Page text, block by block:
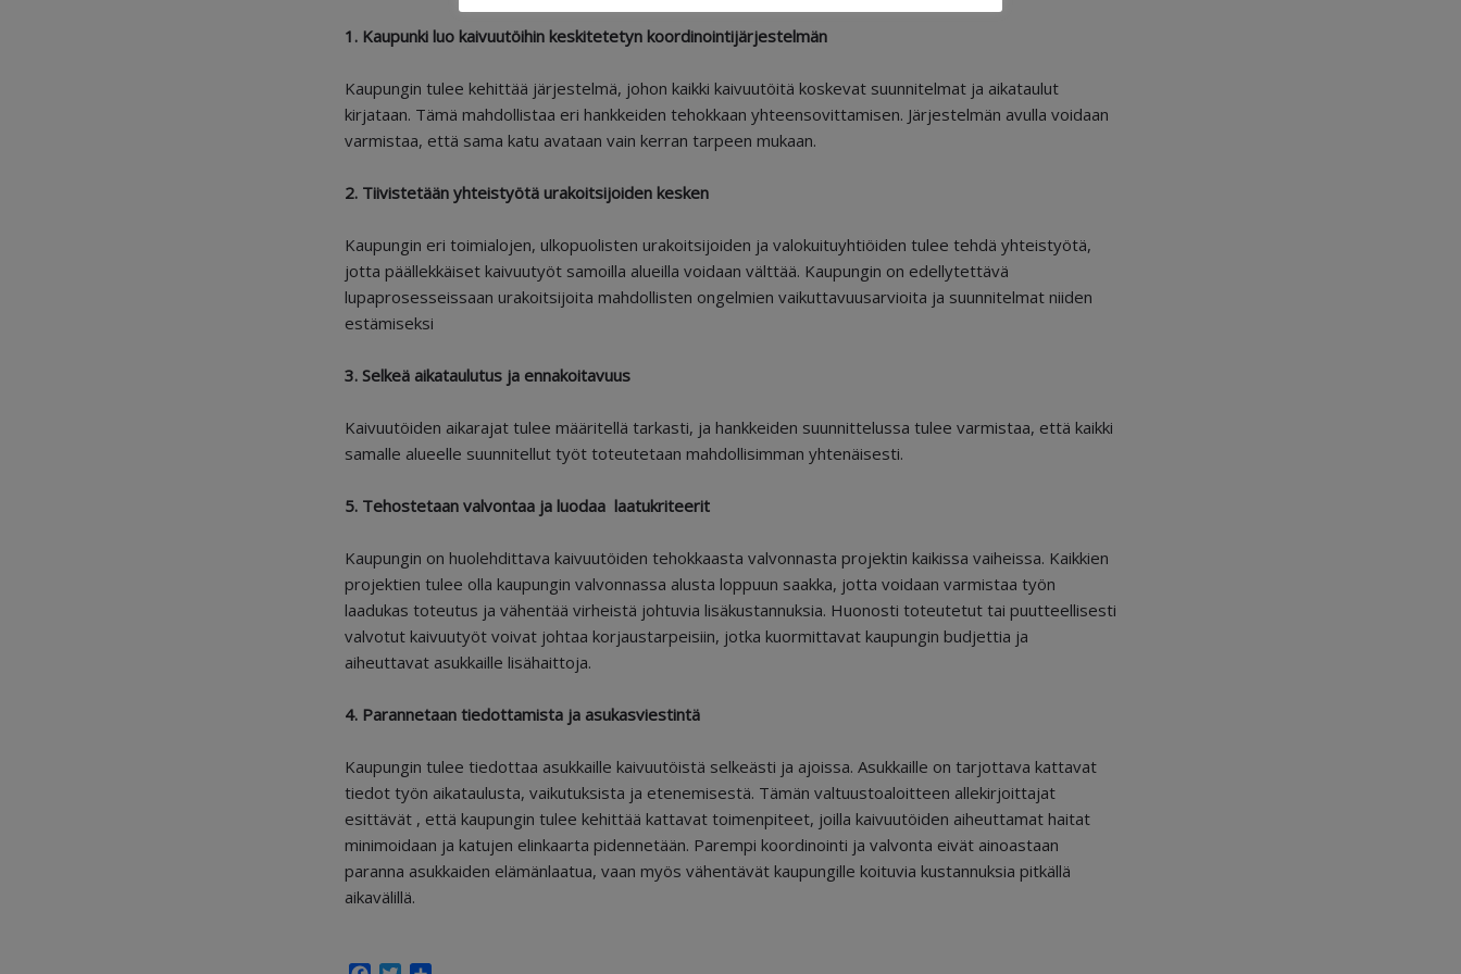
1. Kaupunki luo kaivuutöihin keskitetetyn koordinointijärjestelmän
Kaupungin tulee kehittää järjestelmä, johon kaikki kaivuutöitä koskevat suunnitelmat ja aikataulut
kirjataan. Tämä mahdollistaa eri hankkeiden tehokkaan yhteensovittamisen. Järjestelmän avulla voidaan
varmistaa, että sama katu avataan vain kerran tarpeen mukaan.
2. Tiivistetään yhteistyötä urakoitsijoiden kesken
Kaupungin eri toimialojen, ulkopuolisten urakoitsijoiden ja valokuituyhtiöiden tulee tehdä yhteistyötä,
jotta päällekkäiset kaivuutyöt samoilla alueilla voidaan välttää. Kaupungin on edellytettävä
lupaprosesseissaan urakoitsijoita mahdollisten ongelmien vaikuttavuusarvioita ja suunnitelmat niiden
estämiseksi
3. Selkeä aikataulutus ja ennakoitavuus
Kaivuutöiden aikarajat tulee määritellä tarkasti, ja hankkeiden suunnittelussa tulee varmistaa, että kaikki
samalle alueelle suunnitellut työt toteutetaan mahdollisimman yhtenäisesti.
5. Tehostetaan valvontaa ja luodaa laatukriteerit
Kaupungin on huolehdittava kaivuutöiden tehokkaasta valvonnasta projektin kaikissa vaiheissa. Kaikkien
projektien tulee olla kaupungin valvonnassa alusta loppuun saakka, jotta voidaan varmistaa työn
laadukas toteutus ja vähentää virheistä johtuvia lisäkustannuksia. Huonosti toteutetut tai puutteellisesti
valvotut kaivuutyöt voivat johtaa korjaustarpeisiin, jotka kuormittavat kaupungin budjettia ja
aiheuttavat asukkaille lisähaittoja.
4. Parannetaan tiedottamista ja asukasviestintä
Kaupungin tulee tiedottaa asukkaille kaivuutöistä selkeästi ja ajoissa. Asukkaille on tarjottava kattavat
tiedot työn aikataulusta, vaikutuksista ja etenemisestä. Tämän valtuustoaloitteen allekirjoittajat
esittävät , että kaupungin tulee kehittää kattavat toimenpiteet, joilla kaivuutöiden aiheuttamat haitat
minimoidaan ja katujen elinkaarta pidennetään. Parempi koordinointi ja valvonta eivät ainoastaan
paranna asukkaiden elämänlaatua, vaan myös vähentävät kaupungille koituvia kustannuksia pitkällä
aikavälillä.